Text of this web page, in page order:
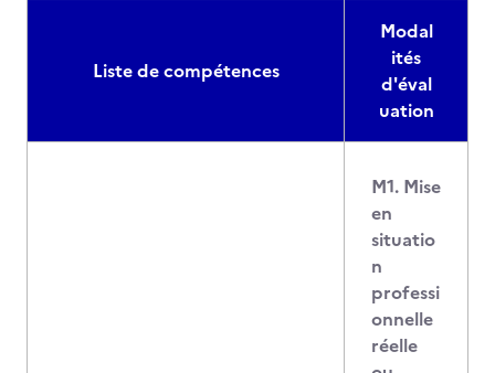
Liste de compétences
Modal
ités
d'éval
uation
M1. Mise
en
situatio
n
professi
onnelle
réelle